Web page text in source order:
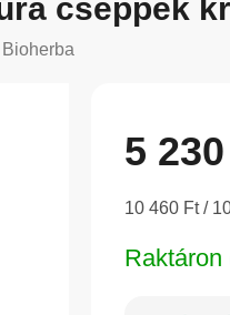
cseppek
Bioherba
5
Egységár:
10 460 Ft /
Raktáron